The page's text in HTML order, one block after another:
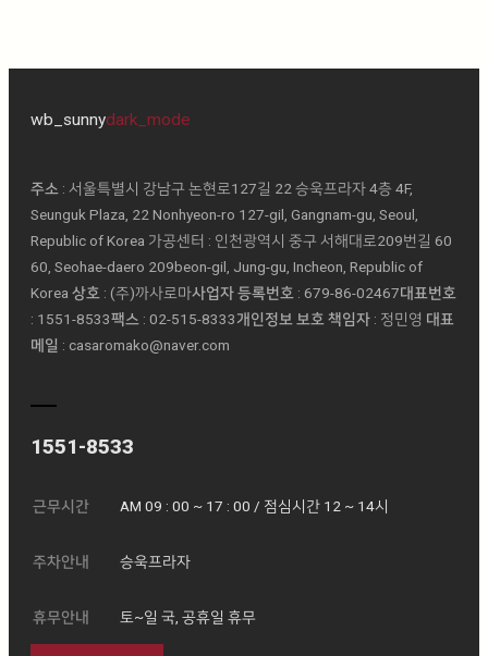
wb_sunnydark_mode
주소 : 서울특별시 강남구 논현로127길 22 승욱프라자 4층 4F,
Seunguk Plaza, 22 Nonhyeon-ro 127-gil, Gangnam-gu, Seoul,
Republic of Korea 가공센터 : 인천광역시 중구 서해대로209번길 60
60, Seohae-daero 209beon-gil, Jung-gu, Incheon, Republic of
Korea상호 : (주)까사로마ㅤ사업자 등록번호 : 679-86-02467ㅤ대표번호
: 1551-8533ㅤ팩스 : 02-515-8333ㅤ개인정보 보호 책임자 : 정민영 ㅤ 대표
메일 : casaromako@naver.com
1551-8533
근무시간 AM 09 : 00 ~ 17 : 00 / 점심시간 12 ~ 14시
주차안내 승욱프라자
휴무안내 토~일 국, 공휴일 휴무